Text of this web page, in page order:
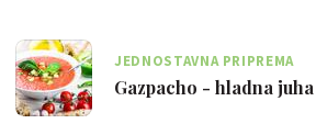
JEDNOSTAVNA PRIPREMA
Gazpacho - hladna